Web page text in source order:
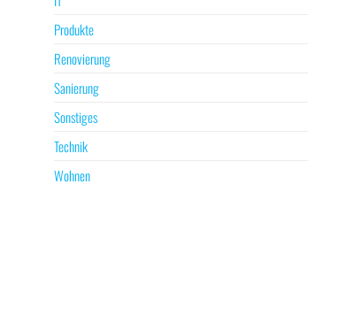
Produkte
Renovierung
Sanierung
Sonstiges
Technik
Wohnen